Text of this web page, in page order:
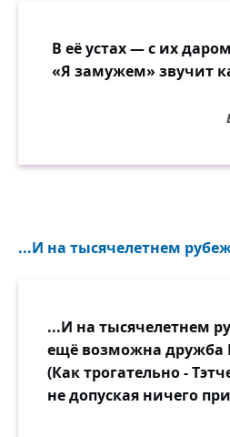
В её устах — с их
«Я замужем» звучит
...И на тысячелетнем
...И на тысячелетнем
ещё возможна
(Как трогательно -
не допуская ничего